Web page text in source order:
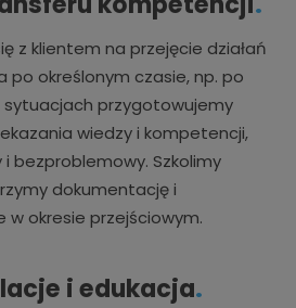
z klientem na przejęcie działań
po określonym czasie, np. po
sytuacjach przygotowujemy
wiedzy i kompetencji,
i bezproblemowy. Szkolimy
dokumentację i
w okresie przejściowym.
i edukacja.